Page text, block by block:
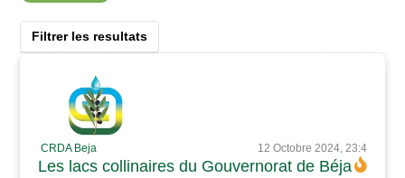
Filtrer les resultats
CRDA Beja 12 Octobre 2024, 23:4
Les lacs collinaires du Gouvernorat de Béja